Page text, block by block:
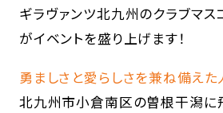
ギラヴァンツ北九州のクラブマス
がイベントを盛り上げます！
勇ましさと愛らしさを兼ね備え
北九州市小倉南区の曽根干潟に